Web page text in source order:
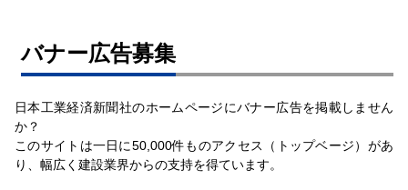
バナー広告募集
日本工業経済新聞社のホームページにバナー広告を掲載しません
か？
このサイトは一日に50,000件ものアクセス（トップベージ）があ
り、幅広く建設業界からの支持を得ています。